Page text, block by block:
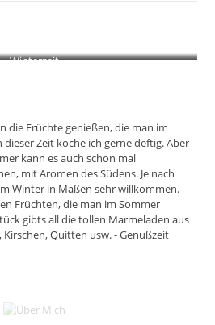
Winterzeit
die Früchte genießen, die man im
Zeit koche ich gerne deftig. Aber
kann es auch schon mal
mit Aromen des Südens. Je nach
Winter in Maßen sehr willkommen.
Früchten, die man im Sommer
gibts all die tollen Marmeladen aus
Kirschen, Quitten usw. - Genußzeit